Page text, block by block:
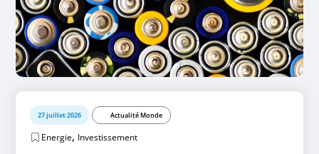
27 juillet 2026 Actualité Monde
Energie, Investissement